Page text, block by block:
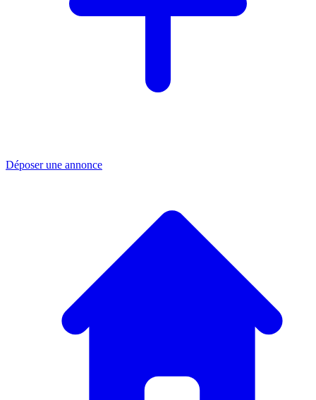
Déposer une annonce